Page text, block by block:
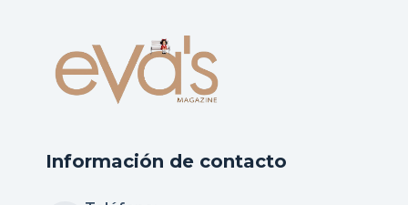
Información de contacto